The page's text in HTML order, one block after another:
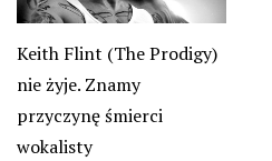
Keith Flint (The Prodigy)
nie żyje. Znamy
przyczynę śmierci
wokalisty